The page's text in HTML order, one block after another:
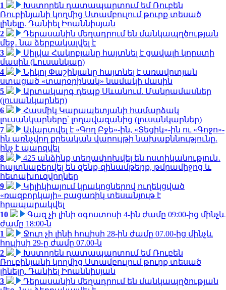
1
Խստորեն դատապարտում եմ Ռուբեն
Ռուբինյանի կողմից Ստամբուլում թուրք տեսած
լինելը. Դանիել Իոաննիսյան
2
Դերասանին մեղադրում են մանկապղծության
մեջ․ նա ձերբակալվել է
3
Սիլվա Հակոբյանը հայտնել է ցավալի կորստի
մասին (Լուսանկար)
4
Նիկոլ Փաշինյանը հայտնել է առավոտյան
ստացած «տարօրինակ» նամակի մասին
5
Արտակարգ դեպք Սևանում. Մանրամասներ
(լուսանկարներ)
6
Հասմիկ Կարապետյանի համարձակ
լուսանկարները՝ լողավազանից (լուսանկարներ)
7
Ավարտվել է «Գող Բջե»-ին, «Տեցիկ»-ին ու «Գոջո»-
ին առնչվող քրեական վարույթի նախաքննությունը.
ինչ է պարզվել
8
425 անձինք տեղափոխվել են ոստիկանություն․
հայտնաբերվել են զենք-զինամթերք, թմրամիջոց և
հետախուզվողներ
9
Կիլիկիայում կրակոցներով ուղեկցված
«ռազբորկայի» բացառիկ տեսանյութ է
հրապարակվել
10
Գազ չի լինի օգոստոսի 4-ին ժամը 09:00-ից մինչև
ժամը 18:00-ն
1
Ջուր չի լինի հուլիսի 28-ին ժամը 07.00-ից մինչև
հուլիսի 29-ը ժամը 07.00-ն
2
Խստորեն դատապարտում եմ Ռուբեն
Ռուբինյանի կողմից Ստամբուլում թուրք տեսած
լինելը. Դանիել Իոաննիսյան
3
Դերասանին մեղադրում են մանկապղծության